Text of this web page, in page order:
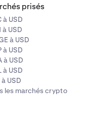
prisés
à USD
à USD
à USD
à USD
à USD
à USD
à USD
les marchés crypto